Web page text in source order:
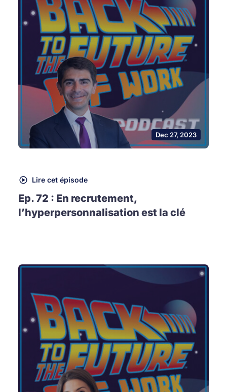
Dec 27, 2023
Lire cet épisode
Ep. 72 : En recrutement,
l’hyperpersonnalisation est la clé